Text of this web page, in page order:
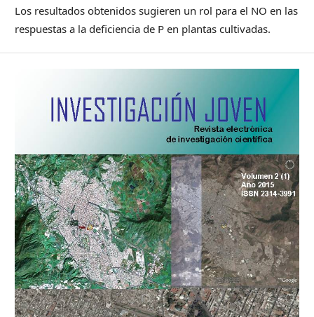
Los resultados obtenidos sugieren un rol para el NO en las
respuestas a la deficiencia de P en plantas cultivadas.